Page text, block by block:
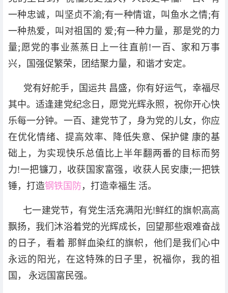
一种忠诚，叫坚贞不渝;有一种情谊，叫鱼水之情;有
一种热爱，叫对祖国的 爱;有一种力量，那是党的力
量;愿党的事业蒸蒸日上一往直前!一百、家和万事
兴，国强促繁荣，团结聚力量，和谐才安定。
党有好舵手，国运共 昌盛，你有好运气，幸福尽
其中。适逢建党纪念日，愿党光辉永照，祝你开心快
乐每一分钟。一百、建党节了，身为党的儿女，你应
在优化情绪、提高效率、降低失意、保护健 康的基
础上，为实现快乐总值比上半年翻两番的目标而努
力!一把镰刀，收获国家富强，收获人民安康;一把铁
锤，打造钢铁国防，打造幸福生 活。
七一建党节，有党生活充满阳光!鲜红的旗帜高高
飘扬，我们沐浴着党的光辉成长，回望那些艰难奋战
的日子，看着 那鲜血染红的旗帜，他们是我们心中
永远的阳光，在这特殊的日子里，祝福你，我的祖
国， 永远国富民强。